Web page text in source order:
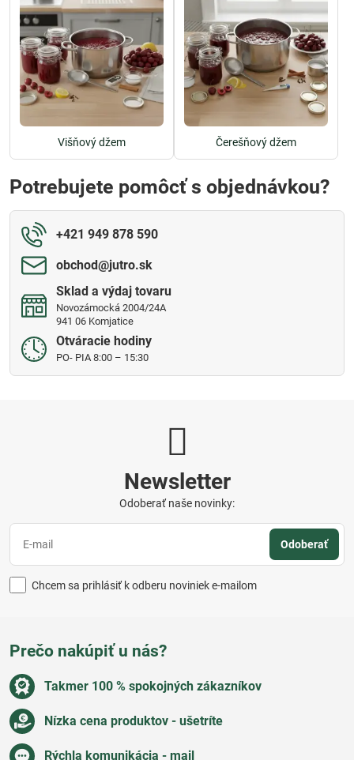
Višňový džem Čerešňový džem
Potrebujete pomôcť s objednávkou?
+421 949 878 590
obchod​@jutro​.sk
Sklad a výdaj tovaru
Novozámocká 2004/24A
941 06 Komjatice
Otváracie hodiny
PO- PIA 8:00 – 15:30
Newsletter
Odoberať naše novinky:
Odoberať
Chcem sa prihlásiť k odberu noviniek e-mailom
Prečo nakúpiť u nás?
Takmer 100 % spokojných zákazníkov
Nízka cena produktov - ušetríte
Rýchla komunikácia - mail